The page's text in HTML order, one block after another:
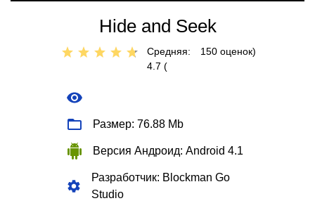
Hide and Seek
Средняя:
4.7 (
150 оценок)
Размер: 76.88 Mb
Версия Андроид: Android 4.1
Разработчик: Blockman Go
Studio